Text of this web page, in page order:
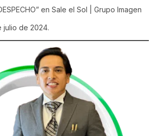
en Sale el Sol | Grupo Imagen
julio de 2024.